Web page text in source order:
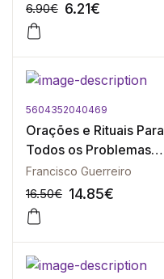
6.90€ 6.21€
5604352040469
Orações e Rituais Para
Todos os Problemas
Vol. II
Francisco Guerreiro
16.50€ 14.85€